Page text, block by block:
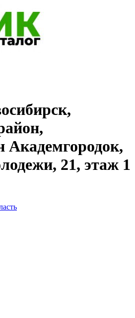
Академгородок,
21, этаж 1